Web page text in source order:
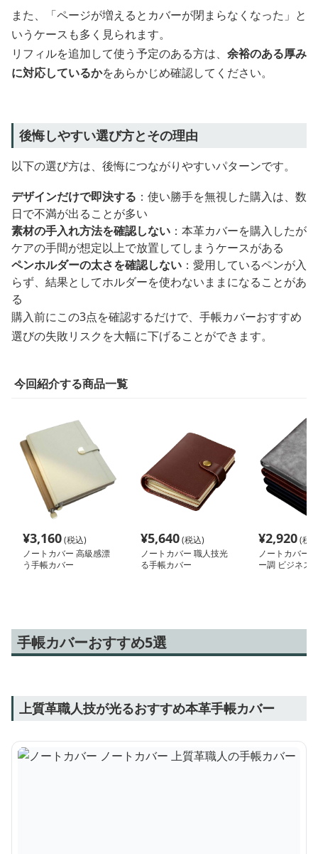
また、「ページが増えるとカバーが閉まらなくなった」と
いうケースも多く見られます。
リフィルを追加して使う予定のある方は、 余裕のある厚み
に対応しているかをあらかじめ確認してください。
後悔しやすい選び方とその理由
以下の選び方は、後悔につながりやすいパターンです。
デザインだけで即決する ：使い勝手を無視した購入は、数
日で不満が出ることが多い
素材の手入れ方法を確認しない ：本革カバーを購入したが
ケアの手間が想定以上で放置してしまうケースがある
ペンホルダーの太さを確認しない ：愛用しているペンが入
らず、結果としてホルダーを使わないままになることがあ
る
購入前にこの3点を確認するだけで、手帳カバーおすすめ
選びの失敗リスクを大幅に下げることができます。
今回紹介する商品一覧
¥3,160(税込)
ノートカバー 高級感漂
う手帳カバー
¥5,640(税込)
ノートカバー 職人技光
る手帳カバー
¥2,920(税
ノートカバー
ー調 ビジネス
手帳カバーおすすめ5選
上質革職人技が光るおすすめ本革手帳カバー